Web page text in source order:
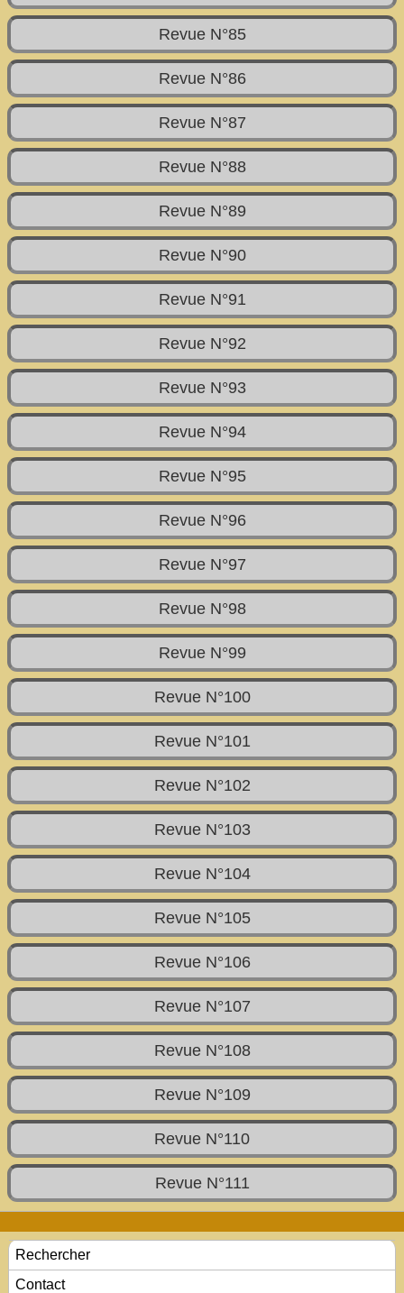
Revue N°85
Revue N°86
Revue N°87
Revue N°88
Revue N°89
Revue N°90
Revue N°91
Revue N°92
Revue N°93
Revue N°94
Revue N°95
Revue N°96
Revue N°97
Revue N°98
Revue N°99
Revue N°100
Revue N°101
Revue N°102
Revue N°103
Revue N°104
Revue N°105
Revue N°106
Revue N°107
Revue N°108
Revue N°109
Revue N°110
Revue N°111
Rechercher
Contact